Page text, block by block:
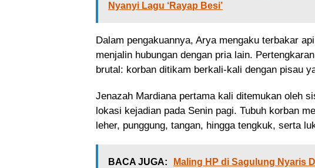
Nyanyi Lagu ‘Rayap Besi’
Dalam pengakuannya, Arya mengaku terbakar
menjalin hubungan dengan pria lain.
brutal: korban ditikam berkali-kali dengan pisau
Jenazah Mardiana pertama kali ditemukan oleh
lokasi kejadian pada Senin pagi. Tubuh korban
leher, punggung, tangan, hingga tengkuk, serta
BACA JUGA: Maling HP di Sagulung Nyaris